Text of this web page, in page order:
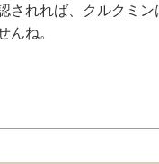
されれば、クルクミ
んね。